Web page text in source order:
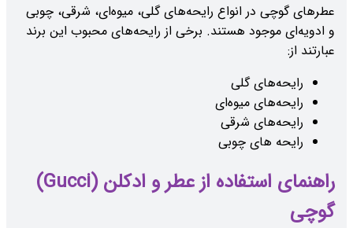
عطرهای گوچی در انواع رایحه‌های گلی، میوه‌ای، شرقی، چوبی
و ادویه‌ای موجود هستند. برخی از رایحه‌های محبوب این برند
عبارتند از:
رایحه‌های گلی
رایحه‌های میوه‌ای
رایحه‌های شرقی
رایحه های چوبی
راهنمای استفاده از عطر و ادکلن (Gucci)
گوچی